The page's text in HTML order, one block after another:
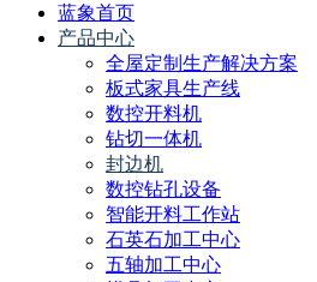
蓝象首页
产品中心
全屋定制生产解决方案
板式家具生产线
数控开料机
钻切一体机
封边机
数控钻孔设备
智能开料工作站
石英石加工中心
五轴加工中心